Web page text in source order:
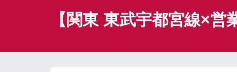
【関東 東武宇都宮線×